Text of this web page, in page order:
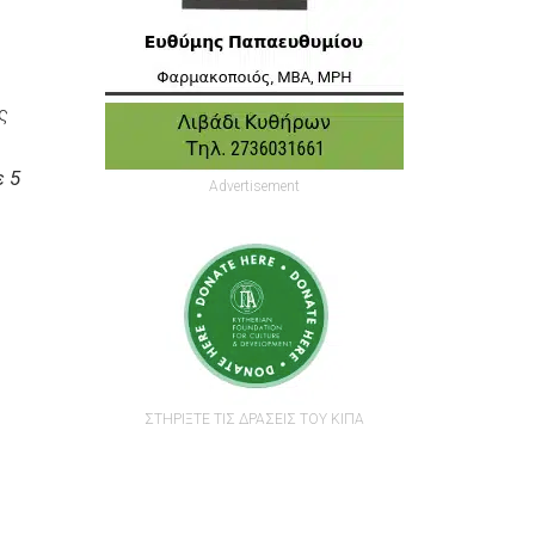
5
Advertisement
ΣΤΗΡΙΞΤΕ ΤΙΣ ΔΡΑΣΕΙΣ ΤΟΥ ΚΙΠΑ